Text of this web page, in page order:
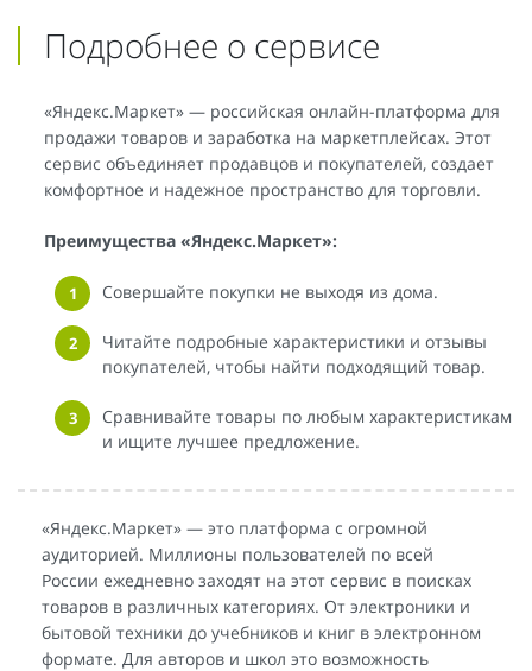
Подробнее о сервисе
«Яндекс.Маркет» — российская онлайн-платформа для
продажи товаров и заработка на маркетплейсах. Этот
сервис объединяет продавцов и покупателей, создает
комфортное и надежное пространство для торговли.
Преимущества «Яндекс.Маркет»:
Совершайте покупки не выходя из дома.
Читайте подробные характеристики и отзывы
покупателей, чтобы найти подходящий товар.
Сравнивайте товары по любым характеристикам
и ищите лучшее предложение.
«Яндекс.Маркет» — это платформа с огромной
аудиторией. Миллионы пользователей по всей
России ежедневно заходят на этот сервис в поисках
товаров в различных категориях. От электроники и
бытовой техники до учебников и книг в электронном
формате. Для авторов и школ это возможность